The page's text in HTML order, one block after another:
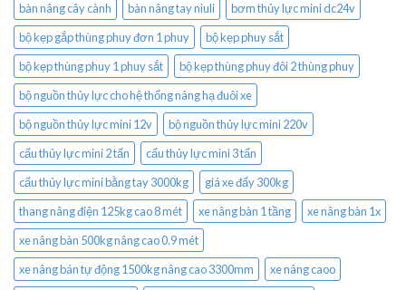
bàn nâng cây cành bàn nâng tay niuli
bơm thủy lực mini dc24v
bộ kẹp gắp thùng phuy đơn 1 phuy
bộ kẹp phuy sắt
bộ kẹp thùng phuy 1 phuy sắt
bộ kẹp thùng phuy đôi 2 thùng phuy
bộ nguồn thủy lực cho hệ thống nâng hạ đuôi xe
bộ nguồn thủy lực mini 12v
bộ nguồn thủy lực mini 220v
cẩu thủy lực mini 2 tấn
cẩu thủy lực mini 3 tấn
cẩu thủy lực mini bằng tay 3000kg
giá xe đẩy 300kg
thang nâng điện 125kg cao 8 mét
xe nâng bàn 1 tầng
xe nâng bàn 1x
xe nâng bàn 500kg nâng cao 0.9 mét
xe nâng bán tự động 1500kg nâng cao 3300mm
xe nâng caoo